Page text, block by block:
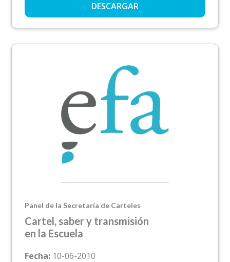
DESCARGAR
Panel de la Secretaría de Carteles
Cartel, saber y transmisión
en la Escuela
Fecha: 10-06-2010